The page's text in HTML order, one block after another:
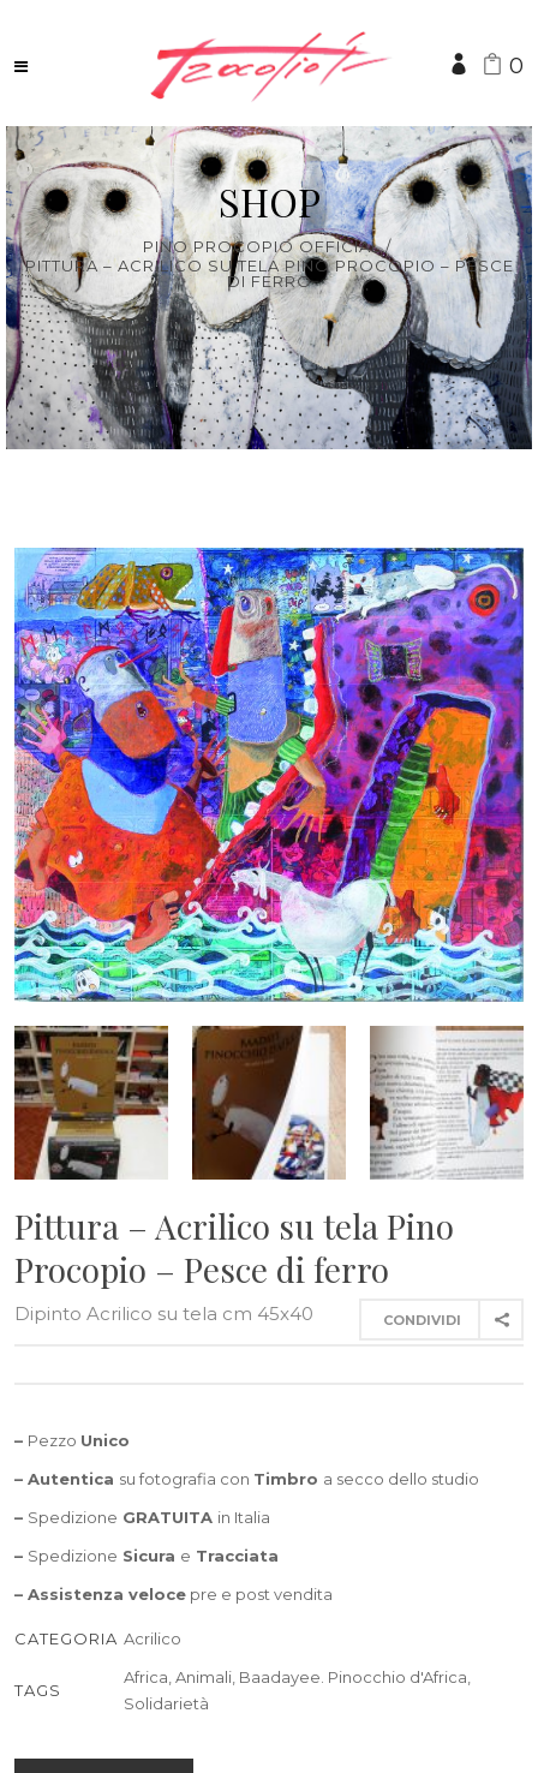
0
SHOP
PINO PROCOPIO OFFICIAL/
PITTURA – ACRILICO SU TELA PINO PROCOPIO – PESCE
DI FERRO
Pittura – Acrilico su tela Pino
Procopio – Pesce di ferro
CONDIVIDI
Dipinto Acrilico su tela cm 45x40
– Pezzo Unico
– Autentica su fotografia con Timbro a secco dello studio
– Spedizione GRATUITA in Italia
– Spedizione Sicura e Tracciata
– Assistenza velocepre e post vendita
CATEGORIA Acrilico
TAGS
Africa Animali, Baadayee. Pinocchio d'Africa
Solidarietà